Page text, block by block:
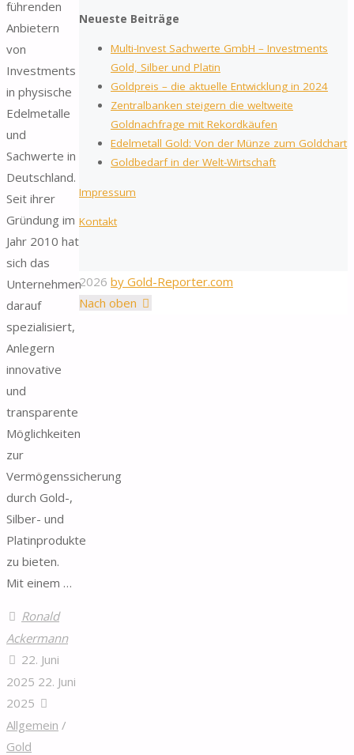
führenden
Anbietern
von
Investments
in physische
Edelmetalle
und
Sachwerte in
Deutschland.
Seit ihrer
Gründung im
Jahr 2010 hat
sich das
Unternehmen
darauf
spezialisiert,
Anlegern
innovative
und
transparente
Möglichkeiten
zur
Vermögenssicherung
durch Gold-,
Silber- und
Platinprodukte
zu bieten.
Mit einem …
Ronald
Ackermann
22. Juni
2025 22. Juni
2025
Allgemein /
Gold
Neueste Beiträge
Multi-Invest Sachwerte GmbH – Investments
Gold, Silber und Platin
Goldpreis – die aktuelle Entwicklung in 2024
Zentralbanken steigern die weltweite
Goldnachfrage mit Rekordkäufen
Edelmetall Gold: Von der Münze zum Goldchart
Goldbedarf in der Welt-Wirtschaft
Impressum
Kontakt
2026 by Gold-Reporter.com
Nach oben